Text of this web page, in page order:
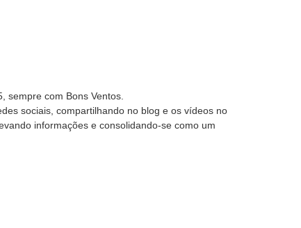
sempre com Bons Ventos.
sociais, compartilhando no blog e os vídeos no
informações e consolidando-se como um